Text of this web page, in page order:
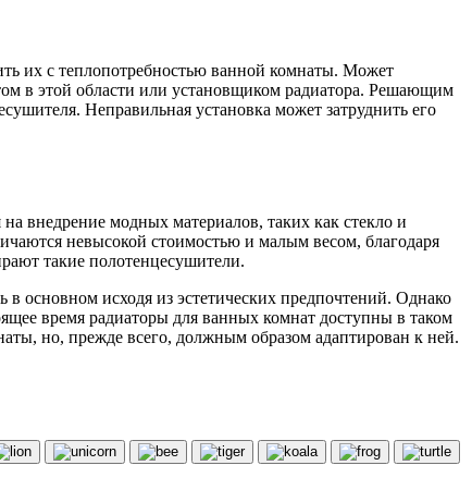
их с теплопотребностью ванной комнаты. Может
в этой области или установщиком радиатора. Решающим
Неправильная установка может затруднить его
внедрение модных материалов, таких как стекло и
невысокой стоимостью и малым весом, благодаря
такие полотенцесушители.
основном исходя из эстетических предпочтений. Однако
время радиаторы для ванных комнат доступны в таком
но, прежде всего, должным образом адаптирован к ней.